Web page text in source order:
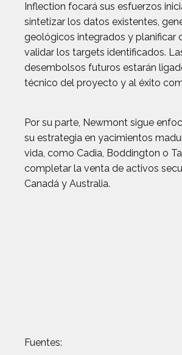
Inflection focará sus esfuerzos
sintetizar los datos existentes,
geológicos integrados y planificar
validar los targets identificados.
desembolsos futuros estarán
técnico del proyecto y al éxito
Por su parte, Newmont sigue
su estrategia en yacimientos
vida, como Cadia, Boddington o
completar la venta de activos
Canadá y Australia.
Fuentes: